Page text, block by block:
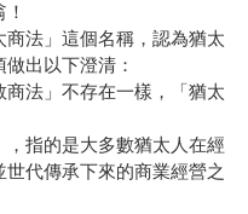
法」這個名稱，認為猶太
出以下澄清：
法」不存在一樣，「猶太
指的是大多數猶太人在經
代傳承下來的商業經營之